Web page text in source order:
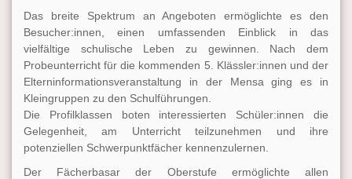
Das breite Spektrum an Angeboten ermöglichte es den
Besucher:innen, einen umfassenden Einblick in das
vielfältige schulische Leben zu gewinnen. Nach dem
Probeunterricht für die kommenden 5. Klässler:innen und der
Elterninformationsveranstaltung in der Mensa ging es in
Kleingruppen zu den Schulführungen.
Die Profilklassen boten interessierten Schüler:innen die
Gelegenheit, am Unterricht teilzunehmen und ihre
potenziellen Schwerpunktfächer kennenzulernen.
Der Fächerbasar der Oberstufe ermöglichte allen